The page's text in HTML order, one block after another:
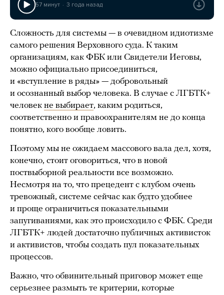
57 минут 3 года назад
Сложность для системы — в очевидном идиотизме
самого решения Верховного суда. К таким
организациям, как ФБК или Свидетели Иеговы,
можно официально присоединиться,
и «вступление в ряды» — добровольный
и осознанный выбор человека. В случае с ЛГБТК+
человек не выбирает, каким родиться,
соответственно и правоохранителям не до конца
понятно, кого вообще ловить.
Поэтому мы не ожидаем массового вала дел, хотя,
конечно, стоит оговориться, что в новой
поствыборной реальности все возможно.
Несмотря на то, что прецедент с клубом очень
тревожный, системе сейчас как будто удобнее
и проще ограничиться показательными
запугиваниями, как это происходило с ФБК. Среди
ЛГБТК+ людей достаточно публичных активисток
и активистов, чтобы создать пул показательных
процессов.
Важно, что обвинительный приговор может еще
серьезнее размыть те критерии, которые